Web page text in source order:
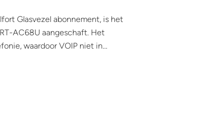
Glasvezel abonnement, is het
AC68U aangeschaft. Het
waardoor VOIP niet in…